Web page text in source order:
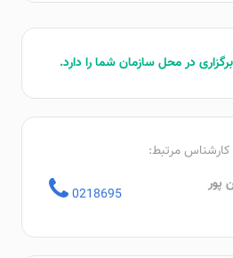
در محل سازمان‌ شما را دارد.
مرتبط:
پور
0218695